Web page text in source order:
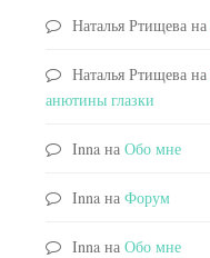
Наталья Ртищева на
Наталья Ртищева на
анютины глазки
Inna на Обо мне
Inna на Форум
Inna на Обо мне